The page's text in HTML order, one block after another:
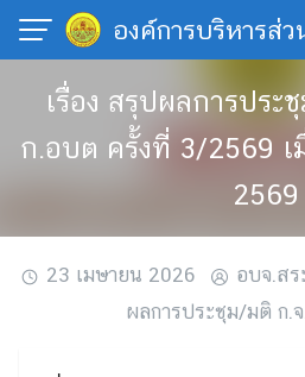
Skip
องค์การบริหารส่
เรื่อง สรุปผลการประ
ก.อบต ครั้งที่ 3/2569
2569
23 เมษายน 2026 อบจ.สร
ผลการประชุม/มติ ก.